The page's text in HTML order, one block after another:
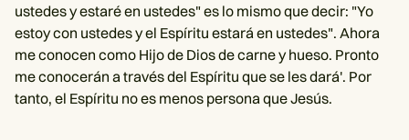
ustedes y estaré en ustedes" es lo mismo que decir: "Yo
estoy con ustedes y el Espíritu estará en ustedes". Ahora
me conocen como Hijo de Dios de carne y hueso. Pronto
me conocerán a través del Espíritu que se les dará'. Por
tanto, el Espíritu no es menos persona que Jesús.